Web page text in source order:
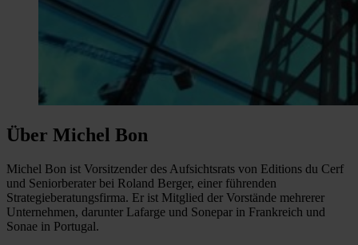
Über Michel Bon
Michel Bon ist Vorsitzender des Aufsichtsrats von Editions du Cerf
und Seniorberater bei Roland Berger, einer führenden
Strategieberatungsfirma. Er ist Mitglied der Vorstände mehrerer
Unternehmen, darunter Lafarge und Sonepar in Frankreich und
Sonae in Portugal.